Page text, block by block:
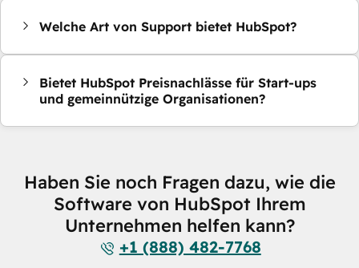
Welche Art von Support bietet HubSpot?
Bietet HubSpot Preisnachlässe für Start-ups
und gemeinnützige Organisationen?
Haben Sie noch Fragen dazu, wie die
Software von HubSpot Ihrem
Unternehmen helfen kann?
+1 (888) 482-7768